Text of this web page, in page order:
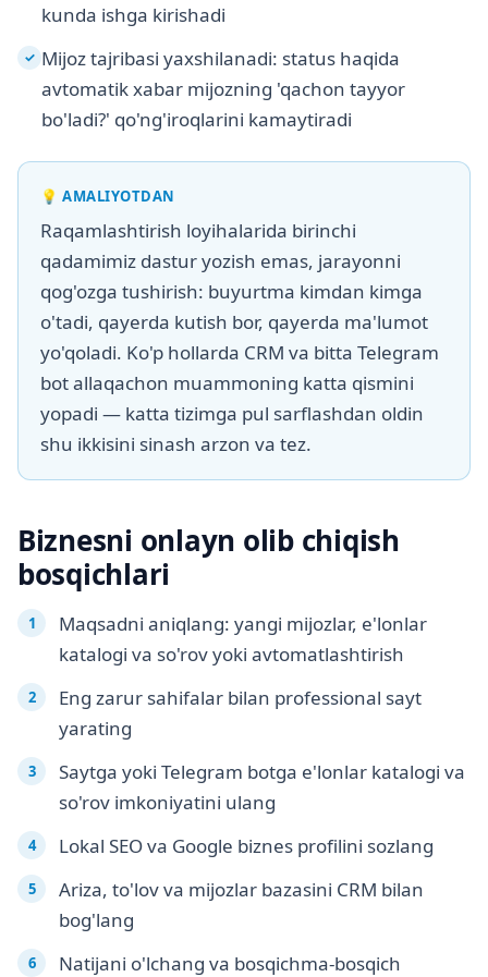
kunda ishga kirishadi
✓ Mijoz tajribasi yaxshilanadi: status haqida
avtomatik xabar mijozning 'qachon tayyor
bo'ladi?' qo'ng'iroqlarini kamaytiradi
💡AMALIYOTDAN
Raqamlashtirish loyihalarida birinchi
qadamimiz dastur yozish emas, jarayonni
qog'ozga tushirish: buyurtma kimdan kimga
o'tadi, qayerda kutish bor, qayerda ma'lumot
yo'qoladi. Ko'p hollarda CRM va bitta Telegram
bot allaqachon muammoning katta qismini
yopadi — katta tizimga pul sarflashdan oldin
shu ikkisini sinash arzon va tez.
Biznesni onlayn olib chiqish
bosqichlari
Maqsadni aniqlang: yangi mijozlar, e'lonlar
katalogi va so'rov yoki avtomatlashtirish
Eng zarur sahifalar bilan professional sayt
yarating
Saytga yoki Telegram botga e'lonlar katalogi va
so'rov imkoniyatini ulang
Lokal SEO va Google biznes profilini sozlang
Ariza, to'lov va mijozlar bazasini CRM bilan
bog'lang
Natijani o'lchang va bosqichma-bosqich